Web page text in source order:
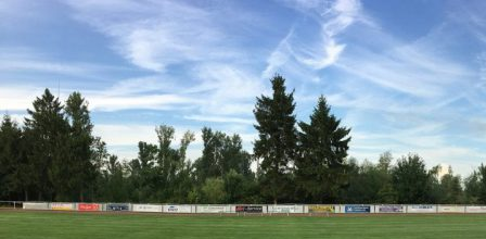
Zu
Inhalten
springen